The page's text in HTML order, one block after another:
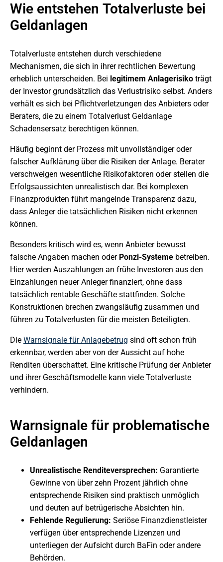
Wie entstehen Totalverluste bei
Geldanlagen
Totalverluste entstehen durch verschiedene
Mechanismen, die sich in ihrer rechtlichen Bewertung
erheblich unterscheiden. Bei legitimem Anlagerisiko trägt
der Investor grundsätzlich das Verlustrisiko selbst. Anders
verhält es sich bei Pflichtverletzungen des Anbieters oder
Beraters, die zu einem Totalverlust Geldanlage
Schadensersatz berechtigen können.
Häufig beginnt der Prozess mit unvollständiger oder
falscher Aufklärung über die Risiken der Anlage. Berater
verschweigen wesentliche Risikofaktoren oder stellen die
Erfolgsaussichten unrealistisch dar. Bei komplexen
Finanzprodukten führt mangelnde Transparenz dazu,
dass Anleger die tatsächlichen Risiken nicht erkennen
können.
Besonders kritisch wird es, wenn Anbieter bewusst
falsche Angaben machen oder Ponzi-Systeme betreiben.
Hier werden Auszahlungen an frühe Investoren aus den
Einzahlungen neuer Anleger finanziert, ohne dass
tatsächlich rentable Geschäfte stattfinden. Solche
Konstruktionen brechen zwangsläufig zusammen und
führen zu Totalverlusten für die meisten Beteiligten.
Die Warnsignale für Anlagebetrug sind oft schon früh
erkennbar, werden aber von der Aussicht auf hohe
Renditen überschattet. Eine kritische Prüfung der Anbieter
und ihrer Geschäftsmodelle kann viele Totalverluste
verhindern.
Warnsignale für problematische
Geldanlagen
Unrealistische Renditeversprechen: Garantierte
Gewinne von über zehn Prozent jährlich ohne
entsprechende Risiken sind praktisch unmöglich
und deuten auf betrügerische Absichten hin.
Fehlende Regulierung: Seriöse Finanzdienstleister
verfügen über entsprechende Lizenzen und
unterliegen der Aufsicht durch BaFin oder andere
Behörden.